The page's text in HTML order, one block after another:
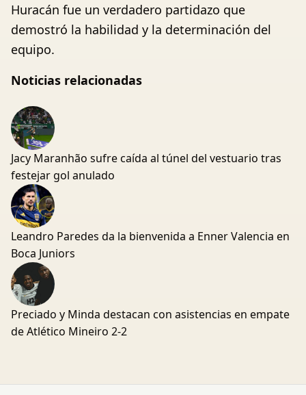
Huracán fue un verdadero partidazo que
demostró la habilidad y la determinación del
equipo.
Noticias relacionadas
Jacy Maranhão sufre caída al túnel del vestuario tras
festejar gol anulado
Leandro Paredes da la bienvenida a Enner Valencia en
Boca Juniors
Preciado y Minda destacan con asistencias en empate
de Atlético Mineiro 2-2